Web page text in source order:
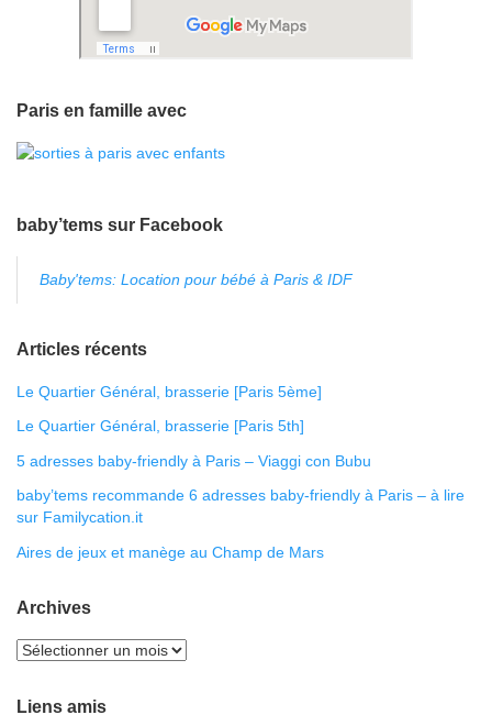
Paris en famille avec
baby’tems sur Facebook
Baby'tems: Location pour bébé à Paris & IDF
Articles récents
Le Quartier Général, brasserie [Paris 5ème]
Le Quartier Général, brasserie [Paris 5th]
5 adresses baby-friendly à Paris – Viaggi con Bubu
baby’tems recommande 6 adresses baby-friendly à Paris – à lire
sur Familycation.it
Aires de jeux et manège au Champ de Mars
Archives
Liens amis